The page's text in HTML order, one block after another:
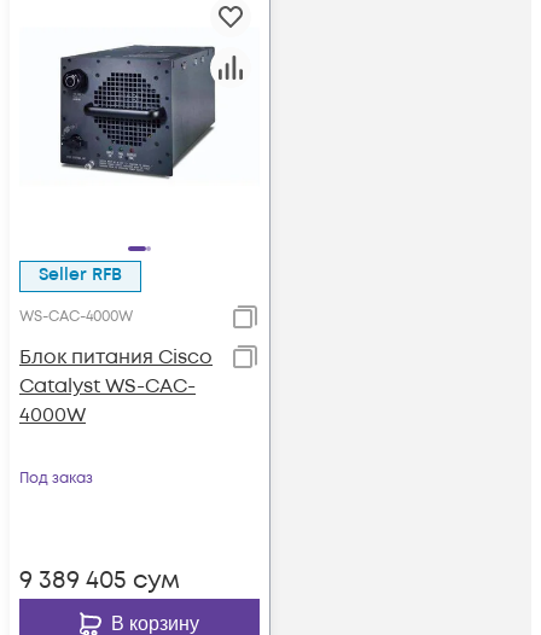
Seller RFB
WS-CAC-4000W
Блок питания Cisco
Catalyst WS-CAC-
4000W
Под заказ
9 389 405 сум
В корзину